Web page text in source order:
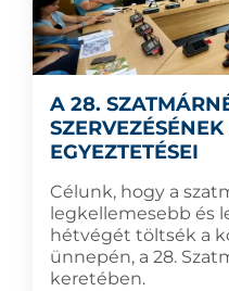
A 28.
EGYEZTETÉSEI
Célunk, hogy a
legkellemesebb és
hétvégét töltsék a
ünnepén, a 28.
keretében.